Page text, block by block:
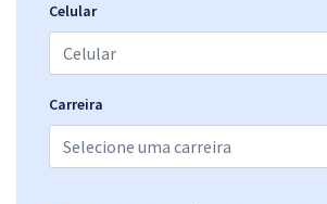
Celular
Carreira